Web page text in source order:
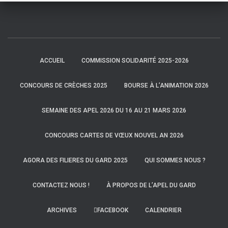
ACCUEIL COMMISSION SOLIDARITÉ 2025-2026
CONCOURS DE CRÈCHES 2025 BOURSE À L’ANIMATION 2026
SEMAINE DES APEL 2026 DU 16 AU 21 MARS 2026
CONCOURS CARTES DE VŒUX NOUVEL AN 2026
AGORA DES FILIERES DU GARD 2025 QUI SOMMES NOUS ?
CONTACTEZ NOUS ! À PROPOS DE L’APEL DU GARD
ARCHIVES FACEBOOK CALENDRIER